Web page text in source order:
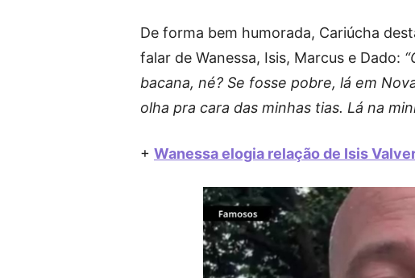
De forma bem humorada, Cariúcha
falar de Wanessa, Isis, Marcus e Dado:
bacana, né? Se fosse pobre, lá em
olha pra cara das minhas tias. Lá na
+ Wanessa elogia relação de Isis